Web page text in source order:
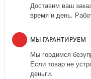
Доставим ваш
время и день.
МЫ ГАРАНТИРУЕМ
Мы гордимся
Если товар не
деньги.